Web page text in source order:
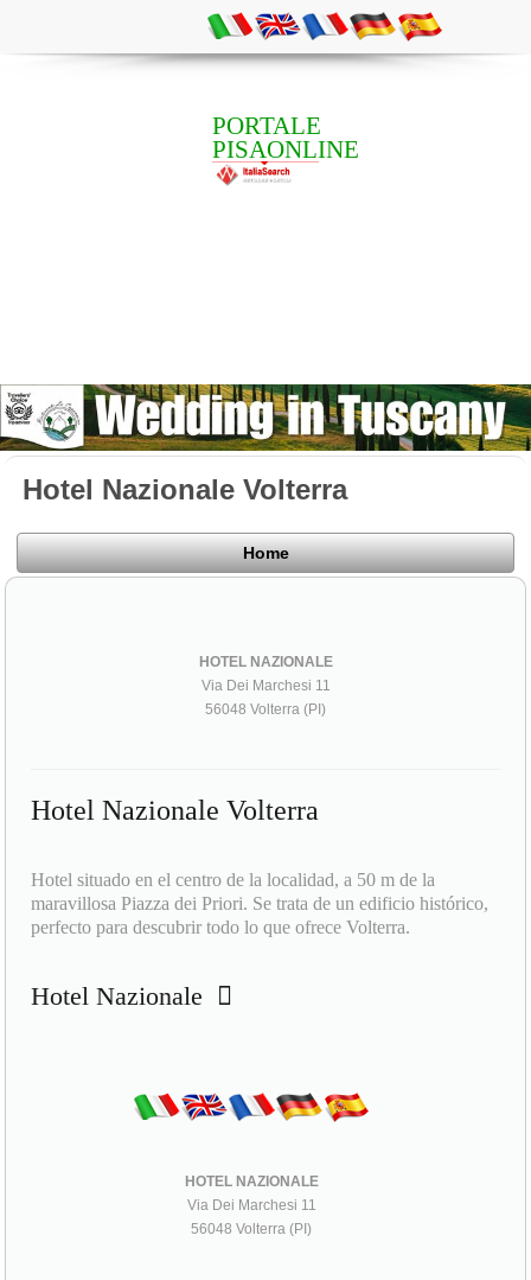
PORTALE
PISAONLINE
Hotel Nazionale Volterra
Home
HOTEL NAZIONALE
Via Dei Marchesi 11
56048 Volterra (PI)
Hotel Nazionale Volterra
Hotel situado en el centro de la localidad, a 50 m de la
maravillosa Piazza dei Priori. Se trata de un edificio histórico,
perfecto para descubrir todo lo que ofrece Volterra.
Hotel Nazionale
HOTEL NAZIONALE
Via Dei Marchesi 11
56048 Volterra (PI)